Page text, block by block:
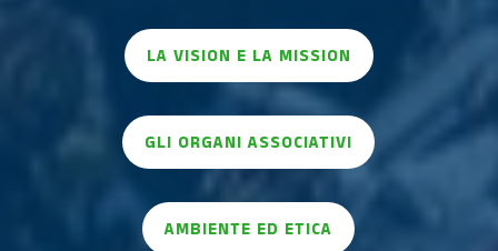
LA VISION E LA MISSION
GLI ORGANI ASSOCIATIVI
AMBIENTE ED ETICA